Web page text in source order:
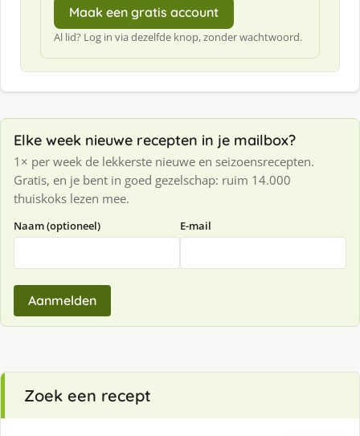
Maak een gratis account
Al lid? Log in via dezelfde knop, zonder wachtwoord.
Elke week nieuwe recepten in je mailbox?
1× per week de lekkerste nieuwe en seizoensrecepten.
Gratis, en je bent in goed gezelschap: ruim 14.000
thuiskoks lezen mee.
Naam (optioneel) E-mail
Aanmelden
Zoek een recept